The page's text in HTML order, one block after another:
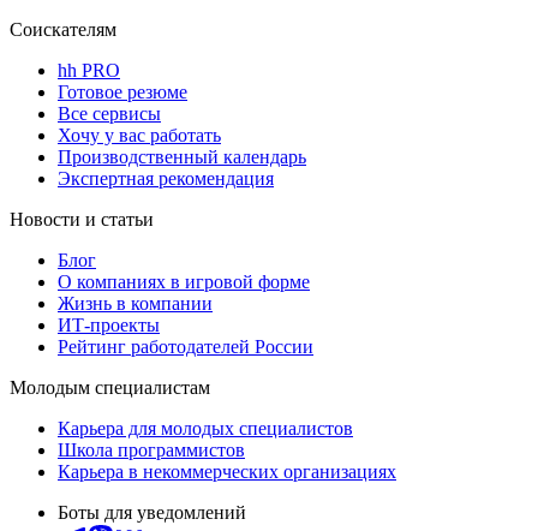
Соискателям
hh PRO
Готовое резюме
Все сервисы
Хочу у вас работать
Производственный календарь
Экспертная рекомендация
Новости и статьи
Блог
О компаниях в игровой форме
Жизнь в компании
ИТ-проекты
Рейтинг работодателей России
Молодым специалистам
Карьера для молодых специалистов
Школа программистов
Карьера в некоммерческих организациях
Боты для уведомлений